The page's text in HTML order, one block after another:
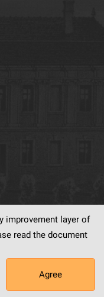
software created by
improvement layer of
read the document
Agree